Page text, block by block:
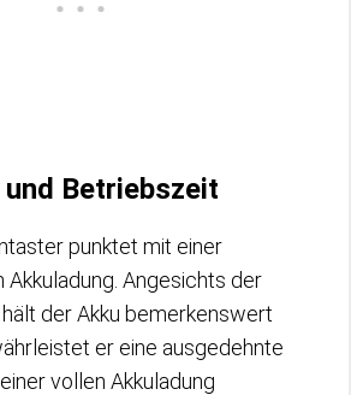
Betriebszeit
punktet mit einer
Angesichts der
der Akku bemerkenswert
er eine ausgedehnte
vollen Akkuladung